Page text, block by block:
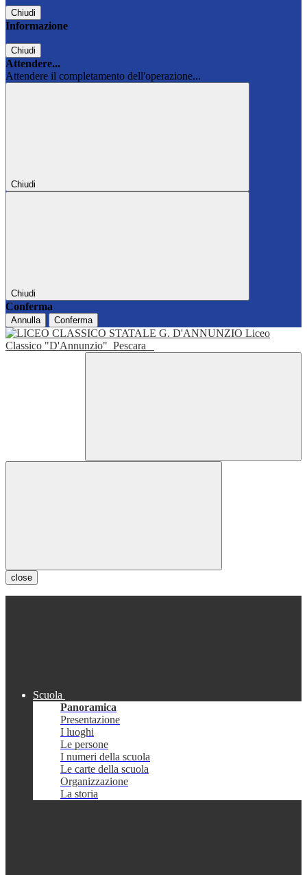
Chiudi
Informazione
Chiudi
Attendere...
Attendere il completamento dell'operazione...
Chiudi
Chiudi
Conferma
Annulla Conferma
Liceo
Classico "D'Annunzio" Pescara
close
Scuola
Panoramica
Presentazione
I luoghi
Le persone
I numeri della scuola
Le carte della scuola
Organizzazione
La storia